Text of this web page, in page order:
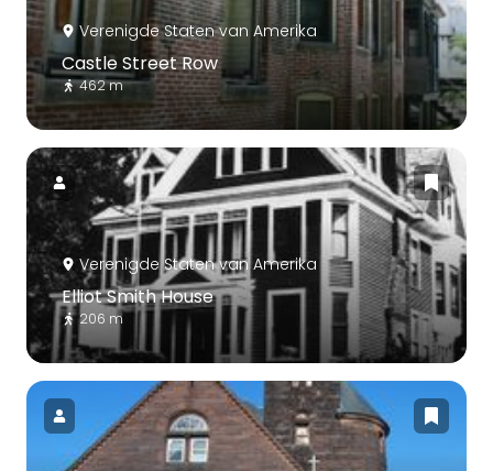
Verenigde Staten van Amerika
Castle Street Row
462 m
Verenigde Staten van Amerika
Elliot Smith House
206 m